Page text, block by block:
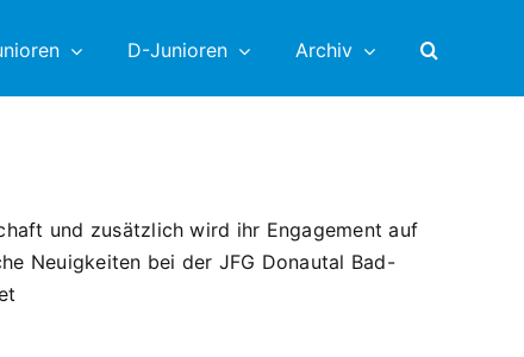
D-Junioren Archiv
und zusätzlich wird ihr Engagement auf
Neuigkeiten bei der JFG Donautal Bad-